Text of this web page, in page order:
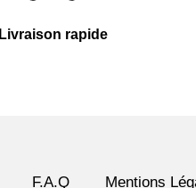
Livraison rapide
F.A.Q Mentions